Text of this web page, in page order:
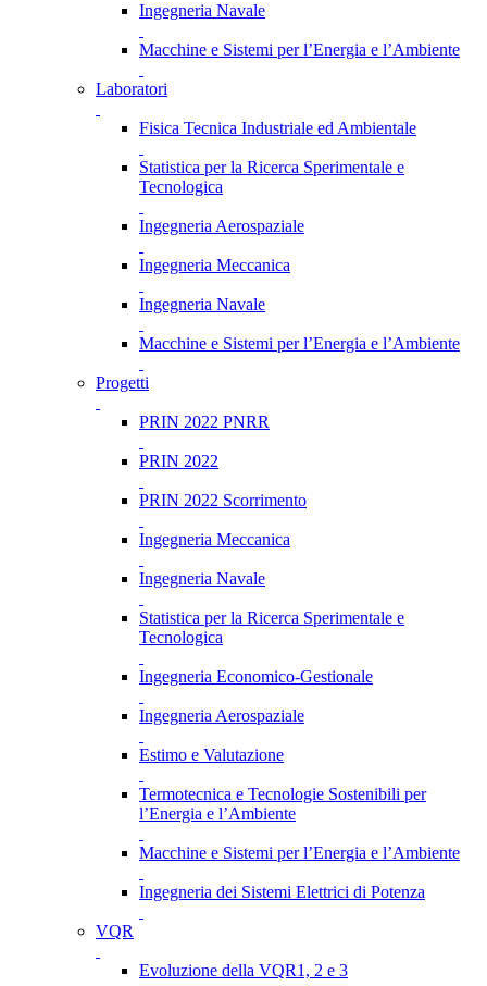
Ingegneria Navale
Macchine e Sistemi per l’Energia e l’Ambiente
Laboratori
Fisica Tecnica Industriale ed Ambientale
Statistica per la Ricerca Sperimentale e
Tecnologica
Ingegneria Aerospaziale
Ingegneria Meccanica
Ingegneria Navale
Macchine e Sistemi per l’Energia e l’Ambiente
Progetti
PRIN 2022 PNRR
PRIN 2022
PRIN 2022 Scorrimento
Ingegneria Meccanica
Ingegneria Navale
Statistica per la Ricerca Sperimentale e
Tecnologica
Ingegneria Economico-Gestionale
Ingegneria Aerospaziale
Estimo e Valutazione
Termotecnica e Tecnologie Sostenibili per
l’Energia e l’Ambiente
Macchine e Sistemi per l’Energia e l’Ambiente
Ingegneria dei Sistemi Elettrici di Potenza
VQR
Evoluzione della VQR1, 2 e 3